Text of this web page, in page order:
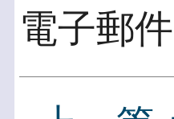
電子郵